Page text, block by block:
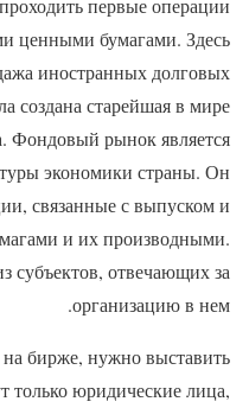
первые операции
ценными бумагами. Здесь
иностранных долговых
создана старейшая в мире
Фондовый рынок является
экономики страны. Он
связанные с выпуском и
и их производными.
субъектов, отвечающих за
организацию в нем.
бирже, нужно выставить
только юридические лица,